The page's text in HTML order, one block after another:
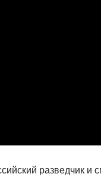
разведчик и